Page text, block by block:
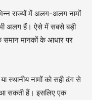
राज्यों में अलग-अलग नामों
भी अलग हैं। ऐसे में सबसे बड़ी
समान मानकों के आधार पर
स्थानीय नामों को सही ढंग से
आ सकती हैं। इसलिए एक